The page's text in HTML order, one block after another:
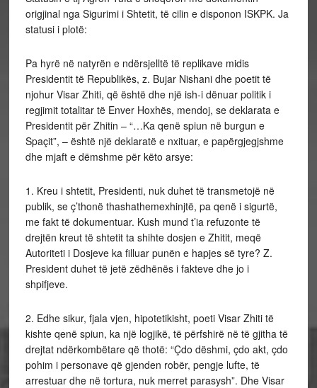
origjinal nga Sigurimi i Shtetit, të cilin e disponon ISKPK. Ja
statusi i plotë:
Pa hyrë në natyrën e ndërsjelltë të replikave midis
Presidentit të Republikës, z. Bujar Nishani dhe poetit të
njohur Visar Zhiti, që është dhe një ish-i dënuar politik i
regjimit totalitar të Enver Hoxhës, mendoj, se deklarata e
Presidentit për Zhitin – “…Ka qenë spiun në burgun e
Spaçit”, – është një deklaratë e nxituar, e papërgjegjshme
dhe mjaft e dëmshme për këto arsye:
1. Kreu i shtetit, Presidenti, nuk duhet të transmetojë në
publik, se ç’thonë thashathemexhinjtë, pa qenë i sigurtë,
me fakt të dokumentuar. Kush mund t’ia refuzonte të
drejtën kreut të shtetit ta shihte dosjen e Zhitit, meqë
Autoriteti i Dosjeve ka filluar punën e hapjes së tyre? Z.
President duhet të jetë zëdhënës i fakteve dhe jo i
shpifjeve.
2. Edhe sikur, fjala vjen, hipotetikisht, poeti Visar Zhiti të
kishte qenë spiun, ka një logjikë, të përfshirë në të gjitha të
drejtat ndërkombëtare që thotë: “Çdo dëshmi, çdo akt, çdo
pohim i personave që gjenden robër, pengje lufte, të
arrestuar dhe në tortura, nuk merret parasysh”. Dhe Visar